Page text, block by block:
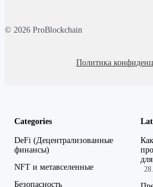
© 2026 ProBlockchain
Политика
Categories
DeFi (Децентрализованные
финансы)
NFT и метавселенные
Безопасность